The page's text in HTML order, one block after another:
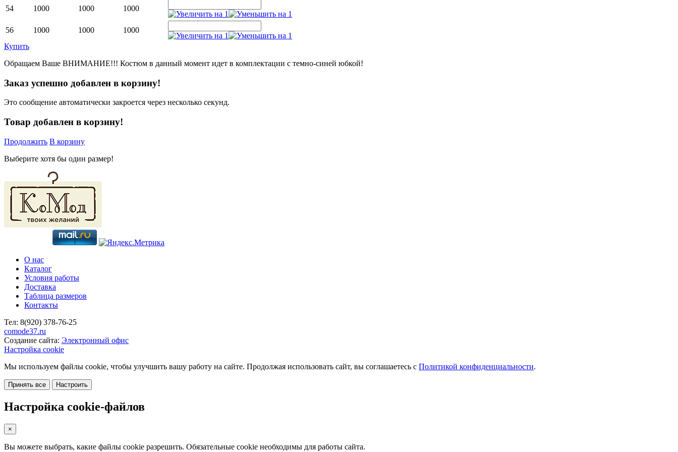
54 1000 1000 1000
56 1000 1000
1000
Купить
Обращаем Ваше ВНИМАНИЕ!!! Костюм в данный момент идет в комплектации с темно-синей юбкой!
Заказ успешно добавлен в корзину!
Это сообщение автоматически закроется через несколько секунд.
Товар добавлен в корзину!
Продолжить В корзину
Выберите хотя бы один размер!
О нас
Каталог
Условия работы
Доставка
Таблица размеров
Контакты
Тел: 8(920) 378-76-25
comode37.ru
Создание сайта: Электронный офис
Настройка cookie
Мы используем файлы cookie, чтобы улучшить вашу работу на сайте. Продолжая использовать сайт, вы соглашаетесь с Политикой конфиденциальности.
Принять все Настроить
Настройка cookie-файлов
×
Вы можете выбрать, какие файлы cookie разрешить. Обязательные cookie необходимы для работы сайта.